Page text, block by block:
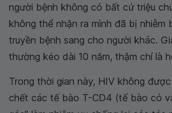
người bệnh không có bất cứ triệu
không thể nhận ra mình đã bị nhiễm
truyền bệnh sang cho người khác.
thường kéo dài 10 năm, thậm chí là
Trong thời gian này, HIV không
chết các tế bào T-CD4 (tế bào có